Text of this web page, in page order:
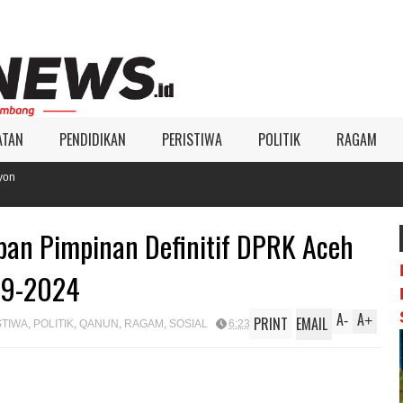
PENDIDIKAN PERISTIWA POLITIK RAGAM
Pimpinan Definitif DPRK Aceh
2024
, POLITIK, QANUN , RAGAM , SOSIAL 6:23 PM A+
A-
PRINT EMAIL